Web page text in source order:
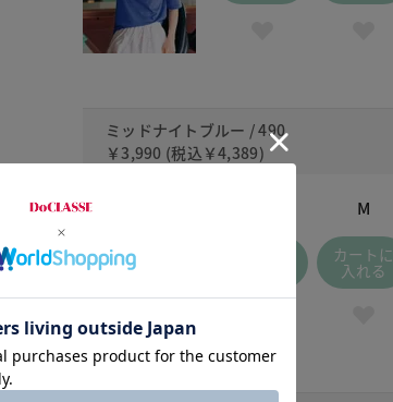
ミッドナイトブルー / 490
￥3,990 (税込 ￥4,389)
M
カートに
入れる